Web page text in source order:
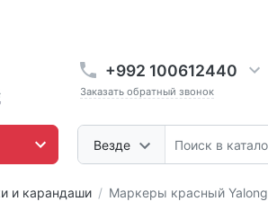
+992 100612440
Заказать обратный звонок
Везде
и карандаши Маркеры красный Yalong